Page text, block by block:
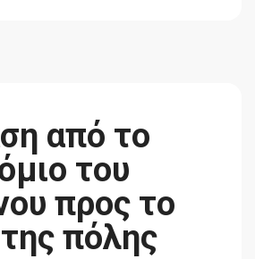
από το
του
προς το
πόλης